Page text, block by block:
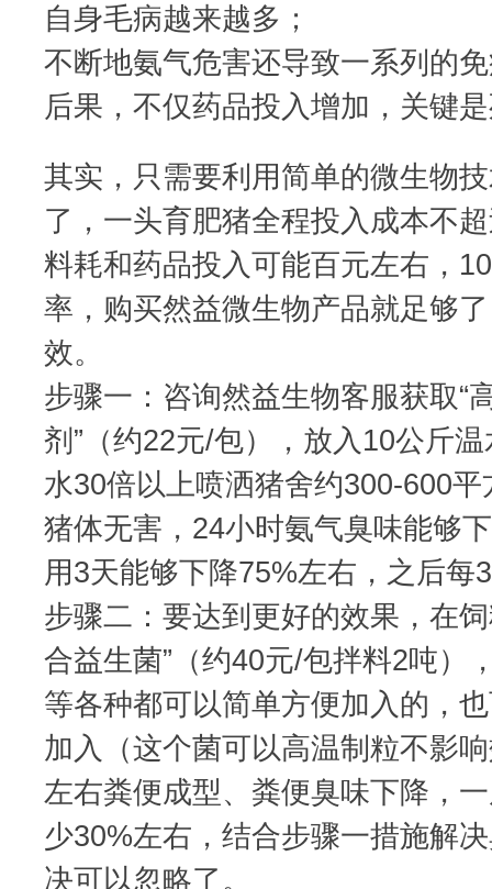
自身毛病越来越多；
不断地氨气危害还导致一系列的
后果，不仅药品投入增加，关键
其实，只需要利用简单的微生物
了，一头育肥猪全程投入成本不
料耗和药品投入可能百元左右，
率，购买然益微生物产品就足够
效。
步骤一：咨询然益生物客服获取“
剂”（约22元/包），放入10公斤
水30倍以上喷洒猪舍约300-600
猪体无害，24小时氨气臭味能够
用3天能够下降75%左右，之后每
步骤二：要达到更好的效果，在
合益生菌”（约40元/包拌料2吨）
等各种都可以简单方便加入的，
加入（这个菌可以高温制粒不影
左右粪便成型、粪便臭味下降，
少30%左右，结合步骤一措施解
决可以忽略了。